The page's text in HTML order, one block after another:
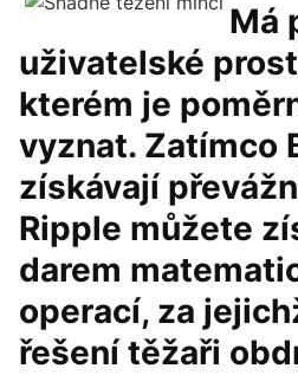
Má
uživatelské
kterém je
vyznat. Zatímco
získávají
Ripple můžete
darem
operací, za
řešení těžaři